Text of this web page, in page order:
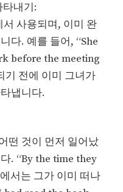
내기:
서 사용되며, 이미 완
다. 예를 들어, “She
before the meeting
기 전에 이미 그녀가
냅니다.
떤 것이 먼저 일어났
. “By the time they
서는 그가 이미 떠나